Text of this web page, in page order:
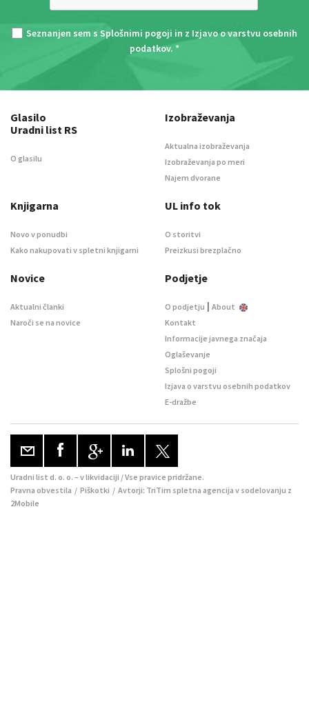
Seznanjen sem s Splošnimi pogoji in z Izjavo o varstvu osebnih
podatkov. *
Glasilo
Uradni list RS
O glasilu
Izobraževanja
Aktualna izobraževanja
Izobraževanja po meri
Najem dvorane
Knjigarna
Novo v ponudbi
Kako nakupovati v spletni knjigarni
UL info tok
O storitvi
Preizkusi brezplačno
Novice
Aktualni članki
Naroči se na novice
Podjetje
O podjetju | About
Kontakt
Informacije javnega značaja
Oglaševanje
Splošni pogoji
Izjava o varstvu osebnih podatkov
E-dražbe
Uradni list d. o. o. – v likvidaciji / Vse pravice pridržane.
Pravna obvestila / Piškotki / Avtorji: TriTim spletna agencija v sodelovanju z
2Mobile